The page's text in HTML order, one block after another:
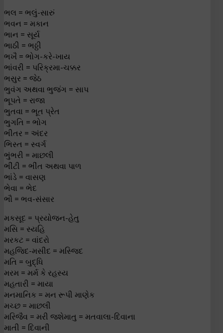
ભલ = ભલું-સારું
ભવન = મકાન
ભાન = સૂર્ય
ભાઠી = ભઠ્ઠી
ભખૈ = ભોગ-કરે-ખાય
ભાંવરી = પરિક્રમા-ચક્કર
ભસુર = જેઠ
ભુવંગ અથવા ભુજંગ = સાપ
ભૂપતે = રાજા
ભુતવા = ભૂત પ્રેત
ભુગતિ = ભોગ
ભીતર = અંદર
ભિસ્ત = સ્વર્ગ
ભુંભરી = માછલી
ભીંટી = ભીંત અથવા પાળ
ભાંડે = વાસણ
ભેવા = ભેદ
ભૌ = ભવ-સંસાર
મકસૂદ = પ્રયોજન-હેતુ
મસિ = સ્યહિ
મરકટ = વાંદરો
મહજિદ-મસીદ = મસ્જિદ
મતિ = બુદ્ધિ
મરમ = મર્મ કે રહસ્ય
મહતારી = માયા
મનમાનિક = મન રૂપી માણેક
મચ્છ = માછલી
મરિજૈવ = મરી જશેમાતુ = મતવાલા-દિવાના
માતી = દિવાની